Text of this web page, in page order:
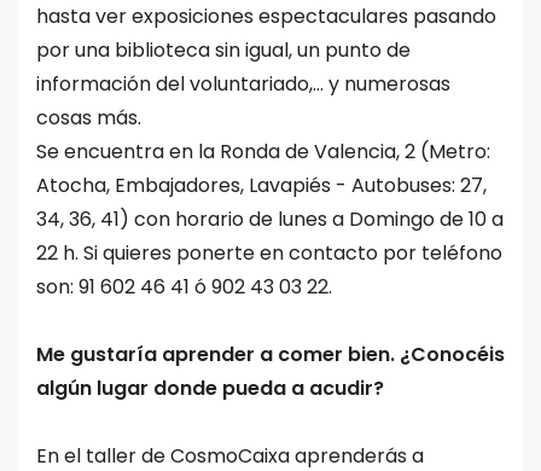
hasta ver exposiciones espectaculares pasando
por una biblioteca sin igual, un punto de
información del voluntariado,… y numerosas
cosas más.
Se encuentra en la Ronda de Valencia, 2 (Metro:
Atocha, Embajadores, Lavapiés - Autobuses: 27,
34, 36, 41) con horario de lunes a Domingo de 10 a
22 h. Si quieres ponerte en contacto por teléfono
son: 91 602 46 41 ó 902 43 03 22.
Me gustaría aprender a comer bien. ¿Conocéis
algún lugar donde pueda a acudir?
En el taller de CosmoCaixa aprenderás a